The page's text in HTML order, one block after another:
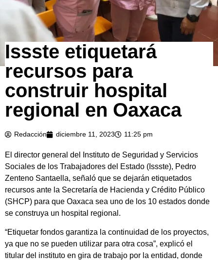
Issste etiquetará
recursos para
construir hospital
regional en Oaxaca
Redacción diciembre 11, 2023 11:25 pm
El director general del Instituto de Seguridad y Servicios
Sociales de los Trabajadores del Estado (Issste), Pedro
Zenteno Santaella, señaló que se dejarán etiquetados
recursos ante la Secretaría de Hacienda y Crédito Público
(SHCP) para que Oaxaca sea uno de los 10 estados donde
se construya un hospital regional.
“Etiquetar fondos garantiza la continuidad de los proyectos,
ya que no se pueden utilizar para otra cosa”, explicó el
titular del instituto en gira de trabajo por la entidad, donde